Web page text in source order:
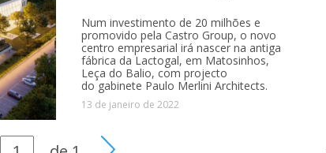
Num investimento de 20 milhões e
promovido pela Castro Group, o novo
centro empresarial irá nascer na antiga
fábrica da Lactogal, em Matosinhos,
Leça do Balio, com projecto
do gabinete Paulo Merlini Architects.
13 de janeiro de 2022